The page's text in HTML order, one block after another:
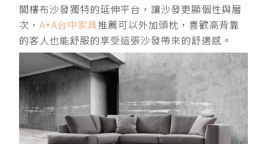
閣樓布沙發獨特的延伸平台，讓沙發更顯個性與層
次， A+A台中家具推薦可以外加頭枕，喜歡高背靠
的客人也能舒服的享受這張沙發帶來的舒適感。